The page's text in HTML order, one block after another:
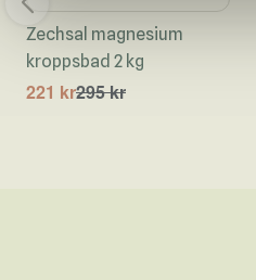
Zechsal magnesium
kroppsbad 2 kg
221 kr295 kr